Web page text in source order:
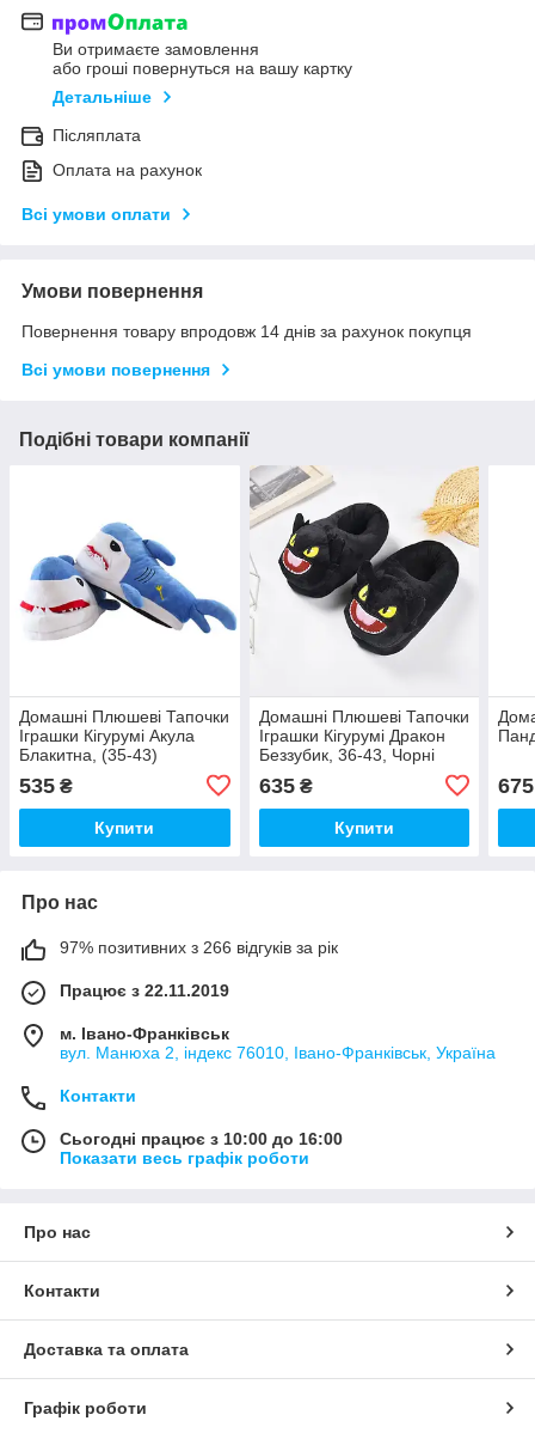
Ви отримаєте замовлення
або гроші повернуться на вашу картку
Детальніше
Післяплата
Оплата на рахунок
Всі умови оплати
Умови повернення
Повернення товару впродовж 14 днів за рахунок покупця
Всі умови повернення
Подібні товари компанії
Домашні Плюшеві Тапочки
Іграшки Кігурумі Акула
Блакитна, (35-43)
535 ₴
Купити
Домашні Плюшеві Тапочки
Іграшки Кігурумі Дракон
Беззубик, 36-43, Чорні
635₴
Купити
675
Про нас
97% позитивних з 266 відгуків за рік
Працює з 22.11.2019
м. Івано-Франківськ
вул. Манюха 2, індекс 76010, Івано-Франківськ, Україна
Контакти
Сьогодні працює з 10:00 до 16:00
Показати весь графік роботи
Про нас
Контакти
Доставка та оплата
Графік роботи